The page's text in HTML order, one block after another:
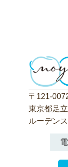
〒121-
東京都足
ルーデン